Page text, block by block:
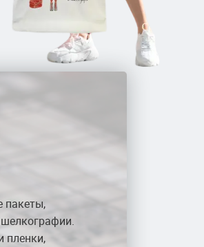
пакеты,
пленки,